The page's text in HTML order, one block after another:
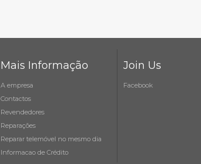
Mais Informação
A empresa
Contactos
Revendedores
Reparações
Reparar telemóvel no mesmo dia
Informacao de Crédito
Join Us
Facebook